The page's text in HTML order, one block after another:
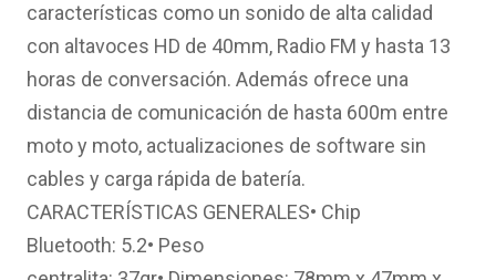
características como un sonido de alta calidad
con altavoces HD de 40mm, Radio FM y hasta 13
horas de conversación. Además ofrece una
distancia de comunicación de hasta 600m entre
moto y moto, actualizaciones de software sin
cables y carga rápida de batería.
CARACTERÍSTICAS GENERALES• Chip
Bluetooth: 5.2• Peso